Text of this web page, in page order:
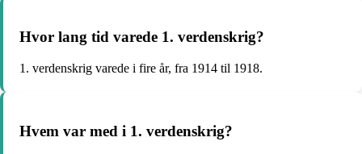
Hvor lang tid varede 1. verdenskrig?
1. verdenskrig varede i fire år, fra 1914 til 1918.
Hvem var med i 1. verdenskrig?